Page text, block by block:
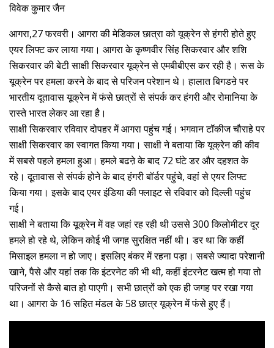
विवेक कुमार जैन
आगरा,27 फरवरी। आगरा की मेडिकल छात्रा को यूक्रेन से हंगरी होते हुए
एयर लिफ्ट कर लाया गया। आगरा के कृष्णवीर सिंह सिकरवार और शशि
सिकरवार की बेटी साक्षी सिकरवार यूक्रेन से एमबीबीएस कर रही है। रूस के
यूक्रेन पर हमला करने के बाद से परिजन परेशान थे। हालात बिगडऩे पर
भारतीय दूतावास यूक्रेन में फंसे छात्रों से संपर्क कर हंगरी और रोमानिया के
रास्ते भारत लेकर आ रहा है।
साक्षी सिकरवार रविवार दोपहर में आगरा पहुंच गई। भगवान टॉकीज चौराहे पर
साक्षी सिकरवार का स्वागत किया गया। साक्षी ने बताया कि यूक्रेन की कीव
में सबसे पहले हमला हुआ। हमले बढऩे के बाद 72 घंटे डर और दहशत के
रहे। दूतावास से संपर्क होने के बाद हंगरी बॉर्डर पहुंचे, वहां से एयर लिफ्ट
किया गया। इसके बाद एयर इंडिया की फ्लाइट से रविवार को दिल्ली पहुंच
गई।
साक्षी ने बताया कि यूक्रेन में वह जहां रह रही थी उससे 300 किलोमीटर दूर
हमले हो रहे थे, लेकिन कोई भी जगह सुरक्षित नहीं थी। डर था कि कहीं
मिसाइल हमला न हो जाए। इसलिए बंकर में रहना पड़ा। सबसे ज्यादा परेशानी
खाने, पैसे और यहां तक कि इंटरनेट की भी थी, कहीं इंटरनेट खत्म हो गया तो
परिजनों से कैसे बात हो पाएगी। सभी छात्रों को एक ही जगह पर रखा गया
था। आगरा के 16 सहित मंडल के 58 छात्र यूक्रेन में फंसे हुए हैं।